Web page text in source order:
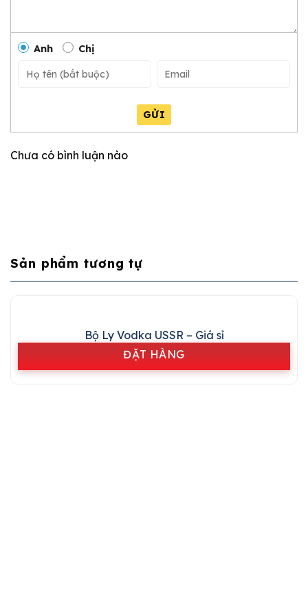
Anh Chị
GỬI
Chưa có bình luận nào
Sản phẩm tương tự
Bộ Ly Vodka USSR – Giá sỉ
ĐẶT HÀNG